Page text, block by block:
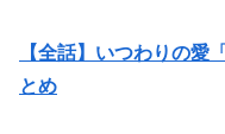
【全話】いつわりの愛
とめ